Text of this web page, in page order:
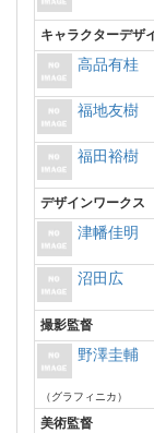
キャラクターデザ
高品有桂
福地友樹
福田裕樹
デザインワークス
津幡佳明
沼田広
撮影監督
野澤圭輔
（グラフィニカ）
美術監督